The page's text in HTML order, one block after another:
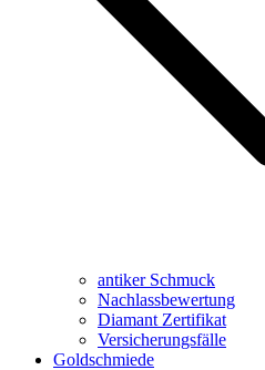
antiker Schmuck
Nachlassbewertung
Diamant Zertifikat
Versicherungsfälle
Goldschmiede